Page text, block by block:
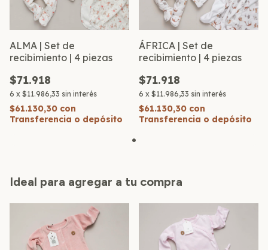
ALMA | Set de
recibimiento | 4 piezas
$71.918
6 x $11.986,33 sin interés
$61.130,30 con
Transferencia o depósito
ÁFRICA | Set de
recibimiento | 4 piezas
$71.918
6 x $11.986,33 sin interés
$61.130,30 con
Transferencia o depósito
Ideal para agregar a tu compra